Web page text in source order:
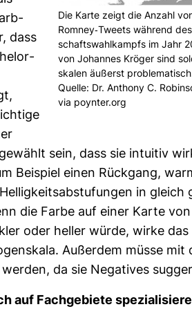
Die Karte zeigt die Anzahl
Romney-​Tweets wäh­rend
schafts­wahl­kampfs im Jahr
von Johannes Kröger sind
skalen äußerst
Quelle: Dr. Anthony C.
via poynter.org
dass
sein, dass sie intuitiv
Bei­spiel einen Rück­gang,
in
die Farbe auf einer Karte
oder heller würde, wirke
Außerdem müsse mit
da sie Nega­tives
auf Fach­ge­biete